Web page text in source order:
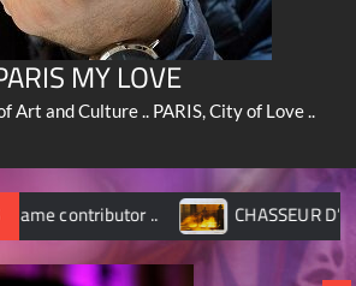
MY LOVE
Art and Culture .. PARIS, City of Love ..
CHASSEUR D’IMAGES – Octobre 2017